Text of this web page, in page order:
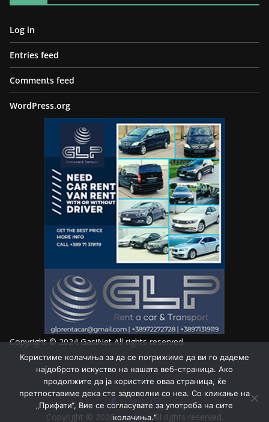
Log in
Entries feed
Comments feed
WordPress.org
Copyright © 2024GasiNetAll rights reserved.
Copyright © 2026GasiNet. All rights reserved.
Користиме колачиња за да се погрижиме да ви го дадеме
најдоброто искуство на нашата веб-страница. Ако
продолжите да ја користите оваа страница, ќе
претпоставиме дека сте задоволни со неа. Со кликање на
„Прифати“, Вие се согласувате за употреба на сите
колачиња.“